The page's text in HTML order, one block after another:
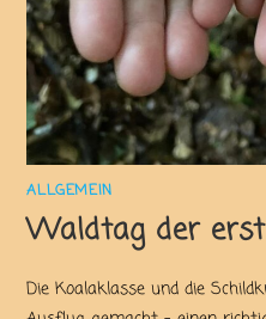
ALLGEMEIN
Waldtag der
Die Koalaklasse und die